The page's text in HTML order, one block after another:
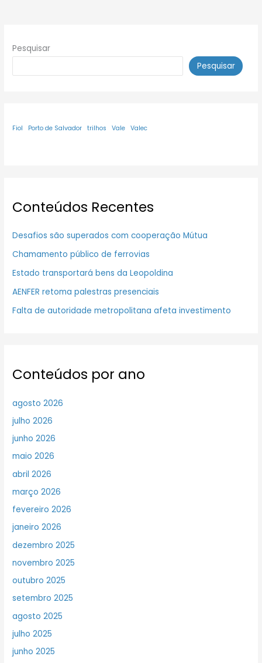
Pesquisar
Pesquisar
Fiol Porto de Salvador trilhos Vale Valec
Conteúdos Recentes
Desafios são superados com cooperação Mútua
Chamamento público de ferrovias
Estado transportará bens da Leopoldina
AENFER retoma palestras presenciais
Falta de autoridade metropolitana afeta investimento
Conteúdos por ano
agosto 2026
julho 2026
junho 2026
maio 2026
abril 2026
março 2026
fevereiro 2026
janeiro 2026
dezembro 2025
novembro 2025
outubro 2025
setembro 2025
agosto 2025
julho 2025
junho 2025